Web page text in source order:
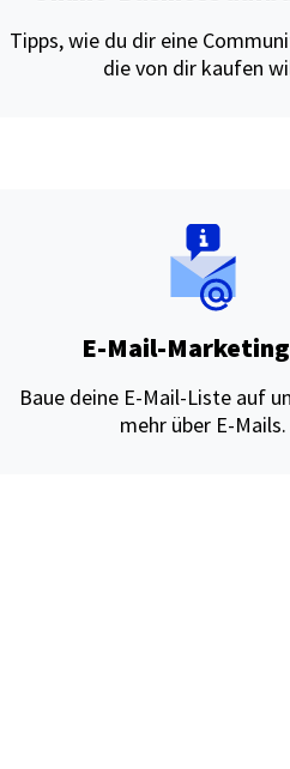
Tipps, wie du dir eine
die von dir kaufen
E-Mail-Marketing
Baue deine E-Mail-Liste auf
mehr über E-Mails.